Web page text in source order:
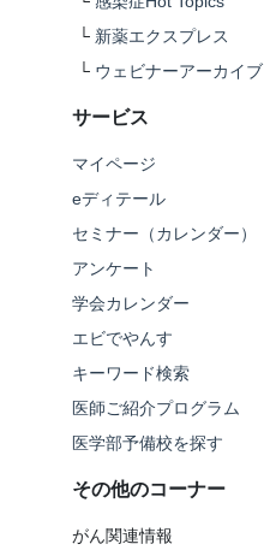
└ 新薬エクスプレス
└ ウェビナーアーカイブ
サービス
マイページ
eディテール
セミナー（カレンダー）
アンケート
学会カレンダー
エビでやんす
キーワード検索
医師ご紹介プログラム
医学部予備校を探す
その他のコーナー
がん関連情報